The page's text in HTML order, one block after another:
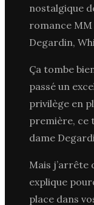
nostalgique
romance MM
Degardin,
Ça tombe
passé un
privilège en
première,
dame
Mais j’arrête
explique
place dans